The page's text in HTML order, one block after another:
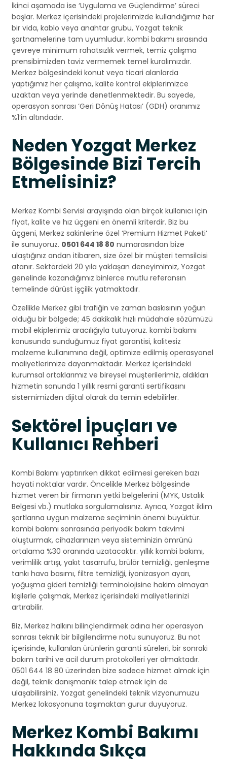
İkinci aşamada ise ‘Uygulama ve Güçlendirme’ süreci
başlar. Merkez içerisindeki projelerimizde kullandığımız her
bir vida, kablo veya anahtar grubu, Yozgat teknik
şartnamelerine tam uyumludur. kombi bakımı sırasında
çevreye minimum rahatsızlık vermek, temiz çalışma
prensibimizden taviz vermemek temel kuralımızdır.
Merkez bölgesindeki konut veya ticari alanlarda
yaptığımız her çalışma, kalite kontrol ekiplerimizce
uzaktan veya yerinde denetlenmektedir. Bu sayede,
operasyon sonrası ‘Geri Dönüş Hatası’ (GDH) oranımız
%1’in altındadır.
Neden Yozgat Merkez
Bölgesinde Bizi Tercih
Etmelisiniz?
Merkez Kombi Servisi arayışında olan birçok kullanıcı için
fiyat, kalite ve hız üçgeni en önemli kriterdir. Biz bu
üçgeni, Merkez sakinlerine özel ‘Premium Hizmet Paketi’
ile sunuyoruz. 0501 644 18 80 numarasından bize
ulaştığınız andan itibaren, size özel bir müşteri temsilcisi
atanır. Sektördeki 20 yıla yaklaşan deneyimimiz, Yozgat
genelinde kazandığımız binlerce mutlu referansın
temelinde dürüst işçilik yatmaktadır.
Özellikle Merkez gibi trafiğin ve zaman baskısının yoğun
olduğu bir bölgede; 45 dakikalık hızlı müdahale sözümüzü
mobil ekiplerimiz aracılığıyla tutuyoruz. kombi bakımı
konusunda sunduğumuz fiyat garantisi, kalitesiz
malzeme kullanımına değil, optimize edilmiş operasyonel
maliyetlerimize dayanmaktadır. Merkez içerisindeki
kurumsal ortaklarımız ve bireysel müşterilerimiz, aldıkları
hizmetin sonunda 1 yıllık resmi garanti sertifikasını
sistemimizden dijital olarak da temin edebilirler.
Sektörel İpuçları ve
Kullanıcı Rehberi
Kombi Bakımı yaptırırken dikkat edilmesi gereken bazı
hayati noktalar vardır. Öncelikle Merkez bölgesinde
hizmet veren bir firmanın yetki belgelerini (MYK, Ustalık
Belgesi vb.) mutlaka sorgulamalısınız. Ayrıca, Yozgat iklim
şartlarına uygun malzeme seçiminin önemi büyüktür.
kombi bakımı sonrasında periyodik bakım takvimi
oluşturmak, cihazlarınızın veya sisteminizin ömrünü
ortalama %30 oranında uzatacaktır. yıllık kombi bakımı,
verimlilik artışı, yakıt tasarrufu, brülör temizliği, genleşme
tankı hava basımı, filtre temizliği, iyonizasyon ayarı,
yoğuşma gideri temizliği terminolojisine hakim olmayan
kişilerle çalışmak, Merkez içerisindeki maliyetlerinizi
artırabilir.
Biz, Merkez halkını bilinçlendirmek adına her operasyon
sonrası teknik bir bilgilendirme notu sunuyoruz. Bu not
içerisinde, kullanılan ürünlerin garanti süreleri, bir sonraki
bakım tarihi ve acil durum protokolleri yer almaktadır.
0501 644 18 80 üzerinden bize sadece hizmet almak için
değil, teknik danışmanlık talep etmek için de
ulaşabilirsiniz. Yozgat genelindeki teknik vizyonumuzu
Merkez lokasyonuna taşımaktan gurur duyuyoruz.
Merkez Kombi Bakımı
Hakkında Sıkça